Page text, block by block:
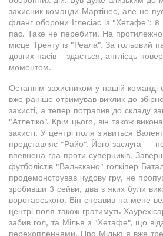
захисник команди Мартінес, але не
фланг оборони Іглесіас із "Хетафе": 8
пас. Таке не перебити. На
місце Тренту із "Реала". За гольовий
довгих пасів - здається, англієць
моментом.
Останнім захисником у нашій команді
вже раніше отримував виклик до
захисті, а тепер потрапив до складу
"Атлетіко". Крім цього, він також
захисті. У центрі поля з'явиться
представляє "Райо". Його заслуга —
впевнена гра проти суперників.
футболістів "Вальєкано" голкіпер
продемонстрував чудову гру, не
зробивши 3 сейви, два з яких були
воротарського. Він справив на мене
центрі поля також гратимуть
забив гол, та Мілья з "Хетафе", що
перехопленнями. Про Мілью я вже